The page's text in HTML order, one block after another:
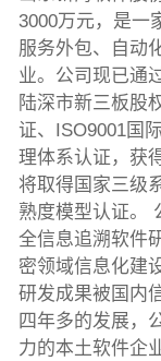
3000万元，是一
服务外包、自动
业。公司现已通
陆深市新三板股
证、ISO9001国
理体系认证，获
将取得国家三级
熟度模型认证。
全信息追溯软件
密领域信息化建
研发成果被国内
四年多的发展，
力的本土软件企